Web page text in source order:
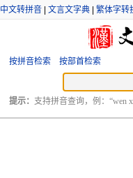
中文转拼音 文言文字典 繁体字转
按拼音检索 按部首检索
提示： 支持拼音查询，例：“wen